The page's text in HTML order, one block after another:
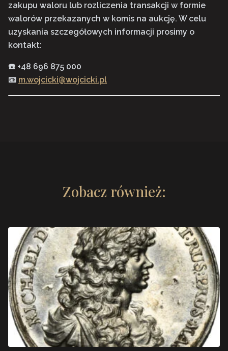
zakupu waloru lub rozliczenia transakcji w formie
walorów przekazanych w komis na aukcję. W celu
uzyskania szczegółowych informacji prosimy o
kontakt:
☎️ +48 696 875 000
📧 m.wojcicki@wojcicki.pl
Zobacz również: